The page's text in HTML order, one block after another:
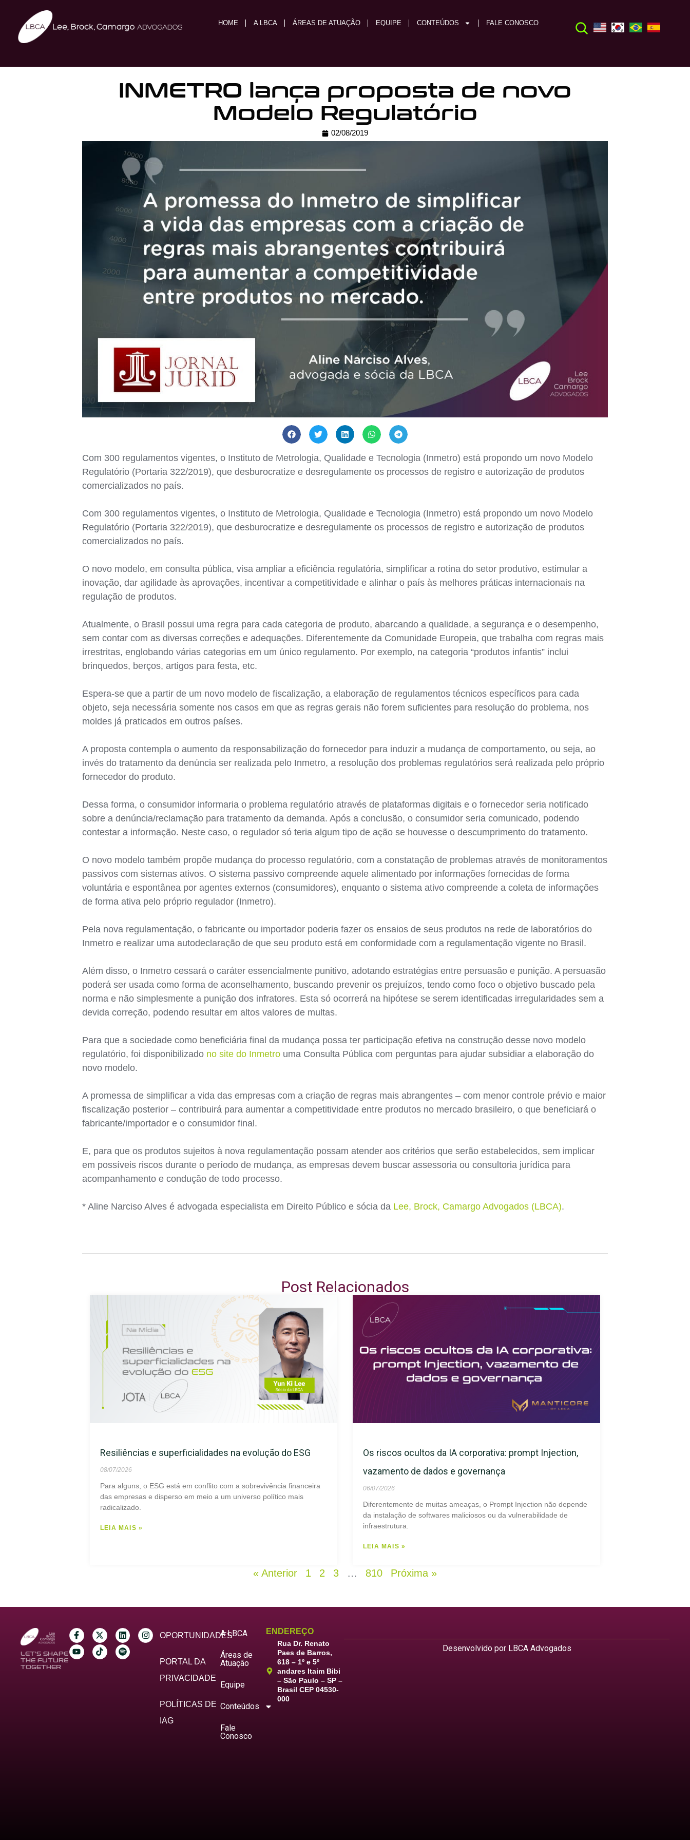
HOME A LBCA ÁREAS DE ATUAÇÃO EQUIPE CONTEÚDOS FALE CONOSCO
INMETRO lança proposta de novo
Modelo Regulatório
02/08/2019
Com 300 regulamentos vigentes, o Instituto de Metrologia, Qualidade e Tecnologia (Inmetro) está propondo um novo Modelo
Regulatório (Portaria 322/2019), que desburocratize e desregulamente os processos de registro e autorização de produtos
comercializados no país.
Com 300 regulamentos vigentes, o Instituto de Metrologia, Qualidade e Tecnologia (Inmetro) está propondo um novo Modelo
Regulatório (Portaria 322/2019), que desburocratize e desregulamente os processos de registro e autorização de produtos
comercializados no país.
O novo modelo, em consulta pública, visa ampliar a eficiência regulatória, simplificar a rotina do setor produtivo, estimular a
inovação, dar agilidade às aprovações, incentivar a competitividade e alinhar o país às melhores práticas internacionais na
regulação de produtos.
Atualmente, o Brasil possui uma regra para cada categoria de produto, abarcando a qualidade, a segurança e o desempenho,
sem contar com as diversas correções e adequações. Diferentemente da Comunidade Europeia, que trabalha com regras mais
irrestritas, englobando várias categorias em um único regulamento. Por exemplo, na categoria “produtos infantis” inclui
brinquedos, berços, artigos para festa, etc.
Espera-se que a partir de um novo modelo de fiscalização, a elaboração de regulamentos técnicos específicos para cada
objeto, seja necessária somente nos casos em que as regras gerais não forem suficientes para resolução do problema, nos
moldes já praticados em outros países.
A proposta contempla o aumento da responsabilização do fornecedor para induzir a mudança de comportamento, ou seja, ao
invés do tratamento da denúncia ser realizada pelo Inmetro, a resolução dos problemas regulatórios será realizada pelo próprio
fornecedor do produto.
Dessa forma, o consumidor informaria o problema regulatório através de plataformas digitais e o fornecedor seria notificado
sobre a denúncia/reclamação para tratamento da demanda. Após a conclusão, o consumidor seria comunicado, podendo
contestar a informação. Neste caso, o regulador só teria algum tipo de ação se houvesse o descumprimento do tratamento.
O novo modelo também propõe mudança do processo regulatório, com a constatação de problemas através de monitoramentos
passivos com sistemas ativos. O sistema passivo compreende aquele alimentado por informações fornecidas de forma
voluntária e espontânea por agentes externos (consumidores), enquanto o sistema ativo compreende a coleta de informações
de forma ativa pelo próprio regulador (Inmetro).
Pela nova regulamentação, o fabricante ou importador poderia fazer os ensaios de seus produtos na rede de laboratórios do
Inmetro e realizar uma autodeclaração de que seu produto está em conformidade com a regulamentação vigente no Brasil.
Além disso, o Inmetro cessará o caráter essencialmente punitivo, adotando estratégias entre persuasão e punição. A persuasão
poderá ser usada como forma de aconselhamento, buscando prevenir os prejuízos, tendo como foco o objetivo buscado pela
norma e não simplesmente a punição dos infratores. Esta só ocorrerá na hipótese se serem identificadas irregularidades sem a
devida correção, podendo resultar em altos valores de multas.
Para que a sociedade como beneficiária final da mudança possa ter participação efetiva na construção desse novo modelo
regulatório, foi disponibilizado no site do Inmetro uma Consulta Pública com perguntas para ajudar subsidiar a elaboração do
novo modelo.
A promessa de simplificar a vida das empresas com a criação de regras mais abrangentes – com menor controle prévio e maior
fiscalização posterior – contribuirá para aumentar a competitividade entre produtos no mercado brasileiro, o que beneficiará o
fabricante/importador e o consumidor final.
E, para que os produtos sujeitos à nova regulamentação possam atender aos critérios que serão estabelecidos, sem implicar
em possíveis riscos durante o período de mudança, as empresas devem buscar assessoria ou consultoria jurídica para
acompanhamento e condução de todo processo.
* Aline Narciso Alves é advogada especialista em Direito Público e sócia da Lee, Brock, Camargo Advogados (LBCA).
Post Relacionados
Resiliências e superficialidades na evolução do ESG
08/07/2026
Para alguns, o ESG está em conflito com a sobrevivência financeira
das empresas e disperso em meio a um universo político mais
radicalizado.
LEIA MAIS »
Os riscos ocultos da IA corporativa: prompt Injection,
vazamento de dados e governança
06/07/2026
Diferentemente de muitas ameaças, o Prompt Injection não depende
da instalação de softwares maliciosos ou da vulnerabilidade de
infraestrutura.
LEIA MAIS »
« Anterior 1 2 3 … 810 Próxima »
LET’S SHAPE
THE FUTURE
TOGETHER
OPORTUNIDADES
PORTAL DA
PRIVACIDADE
POLÍTICAS DE
IAG
A LBCA
Áreas de
Atuação
Equipe
Conteúdos
Fale
Conosco
ENDEREÇO
Rua Dr. Renato
Paes de Barros,
618 – 1º e 5º
andares Itaim Bibi
– São Paulo – SP –
Brasil CEP 04530-
000
Desenvolvido por LBCA Advogados